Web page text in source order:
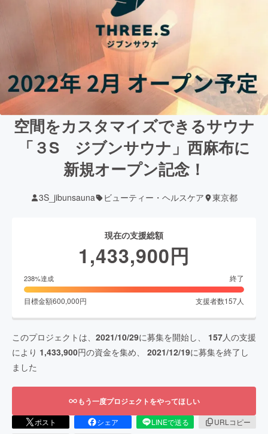
空間をカスタマイズできるサウナ
「３S ジブンサウナ」西麻布に
新規オープン記念！
3S_jibunsauna ビューティー・ヘルスケア 東京都
現在の支援総額
1,433,900円
238%達成 終了
目標金額600,000円 支援者数157人
このプロジェクトは、 2021/10/29に募集を開始し、 157人の支援
により 1,433,900円の資金を集め、 2021/12/19に募集を終了し
ました
もう一度プロジェクトをやってほしい
ポスト シェア LINEで送る
URLコピー